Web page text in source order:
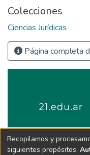
Colecciones
Ciencias Jurídicas
Página completa
Recopilamos y
siguientes propósitos: